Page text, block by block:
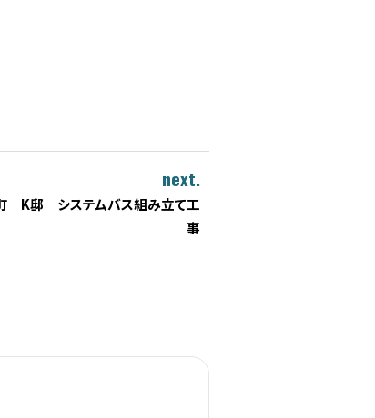
next.
K邸 システムバス組み立て工
事